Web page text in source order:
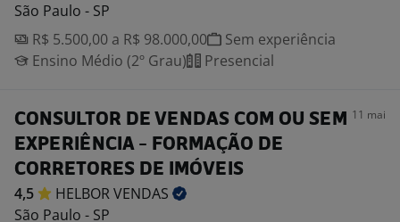
São Paulo - SP
R$ 5.500,00 a R$ 98.000,00
Sem experiência
Ensino Médio (2º Grau)
Presencial
CONSULTOR DE VENDAS COM OU SEM
EXPERIÊNCIA - FORMAÇÃO DE
CORRETORES DE IMÓVEIS
11 mai
4,5 HELBORVENDAS
São Paulo - SP